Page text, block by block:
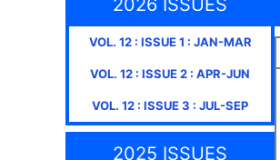
VOL. 12: ISSUE1 : JAN-MAR
VOL. 12 : ISSUE2 : APR-JUN
VOL. 12 : ISSUE3 : JUL-SEP
2025 ISSUES